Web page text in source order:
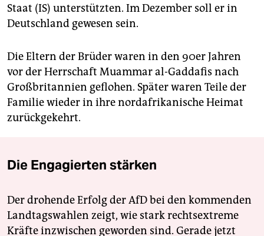
Staat (IS) unterstützten. Im Dezember soll er in
Deutschland gewesen sein.
Die Eltern der Brüder waren in den 90er Jahren
vor der Herrschaft Muammar al-Gaddafis nach
Großbritannien geflohen. Später waren Teile der
Familie wieder in ihre nordafrikanische Heimat
zurückgekehrt.
Die Engagierten stärken
Der drohende Erfolg der AfD bei den kommenden
Landtagswahlen zeigt, wie stark rechtsextreme
Kräfte inzwischen geworden sind. Gerade jetzt